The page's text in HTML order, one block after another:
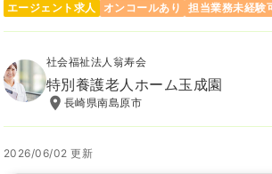
エージェント求人 オンコールあり 担当業務未経験
社会福祉法人翁寿会
特別養護老人ホーム玉成園
長崎県南島原市
2026/06/02 更新